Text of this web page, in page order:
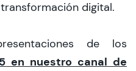
digital.
de los
en nuestro canal de